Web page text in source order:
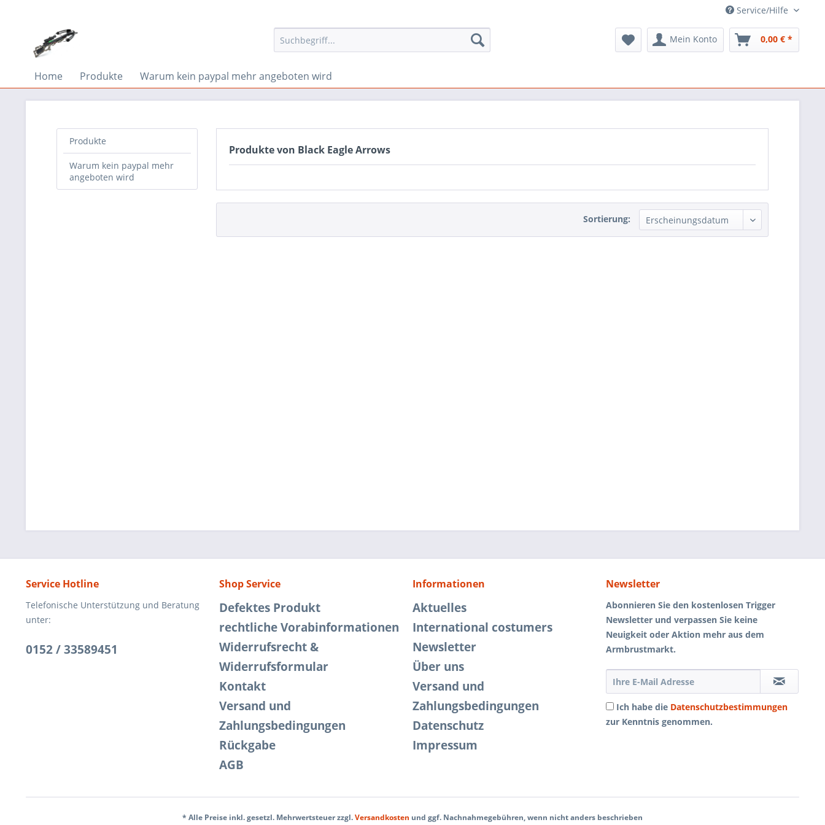
Service/Hilfe
Mein Konto 0,00 € *
Home Produkte Warum kein paypal mehr angeboten wird
Produkte
Warum kein paypal mehr
angeboten wird
Produkte von Black Eagle Arrows
Sortierung:
Service Hotline
Telefonische Unterstützung und Beratung
unter:
0152 / 33589451
Shop Service
Defektes Produkt
rechtliche Vorabinformationen
Widerrufsrecht &
Widerrufsformular
Kontakt
Versand und
Zahlungsbedingungen
Rückgabe
AGB
Informationen
Aktuelles
International costumers
Newsletter
Über uns
Versand und
Zahlungsbedingungen
Datenschutz
Impressum
Newsletter
Abonnieren Sie den kostenlosen Trigger
Newsletter und verpassen Sie keine
Neuigkeit oder Aktion mehr aus dem
Armbrustmarkt.
Ich habe die Datenschutzbestimmungen
zur Kenntnis genommen.
* Alle Preise inkl. gesetzl. Mehrwertsteuer zzgl.Versandkosten und ggf. Nachnahmegebühren, wenn nicht anders beschrieben